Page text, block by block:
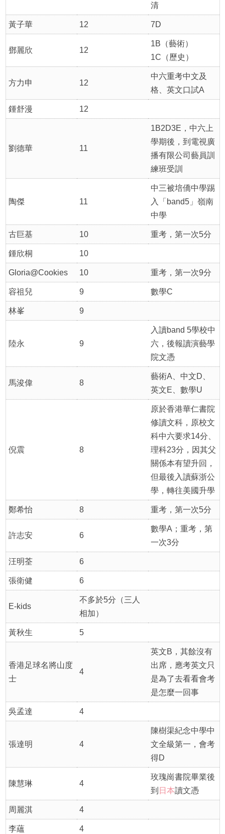
清
黃子華 12 7D
鄧麗欣 12
1B（藝術）
1C（歷史）
方力申 12
中六重考中文及
格、英文口試A
鍾舒漫 12
劉德華 11
1B2D3E，中六上
學期後，到電視廣
播有限公司藝員訓
練班受訓
陶傑 11
中三被培僑中學踢
入「band5」嶺南
中學
古巨基 10 重考，第一次5分
鍾欣桐 10
Gloria@Cookies 10 重考，第一次9分
容祖兒 9 數學C
林峯 9
陸永 9
入讀band 5學校中
六，後報讀演藝學
院文憑
馬浚偉 8
藝術A、中文D、
英文E、數學U
倪震 8
原於香港華仁書院
修讀文科，原校文
科中六要求14分、
理科23分，因其父
關係本有望升回，
但最後入讀蘇浙公
學，轉往美國升學
鄭希怡 8 重考，第一次5分
許志安 6
數學A；重考，第
一次3分
汪明荃 6
張衛健 6
E-kids
不多於5分（三人
相加）
黃秋生 5
香港足球名將山度
士
4
英文B，其餘沒有
出席，應考英文只
是為了去看看會考
是怎麼一回事
吳孟達 4
張達明 4
陳樹渠紀念中學中
文全級第一，會考
得D
陳慧琳 4
玫瑰崗書院畢業後
到 日本讀文憑
周麗淇 4
李蘊 4